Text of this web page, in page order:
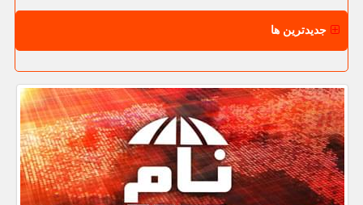
جدیدترین ها